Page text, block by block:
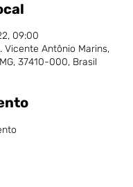
09:00
Vicente Antônio Marins,
37410-000, Brasil